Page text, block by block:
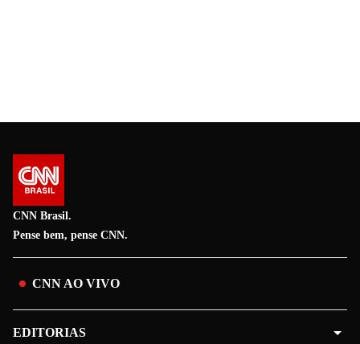
CNN Brasil.
Pense bem, pense CNN.
CNN AO VIVO
EDITORIAS